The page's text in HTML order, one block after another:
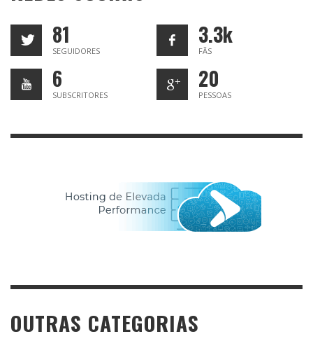
81
SEGUIDORES
3.3k
FÃS
6
SUBSCRITORES
20
PESSOAS
OUTRAS CATEGORIAS